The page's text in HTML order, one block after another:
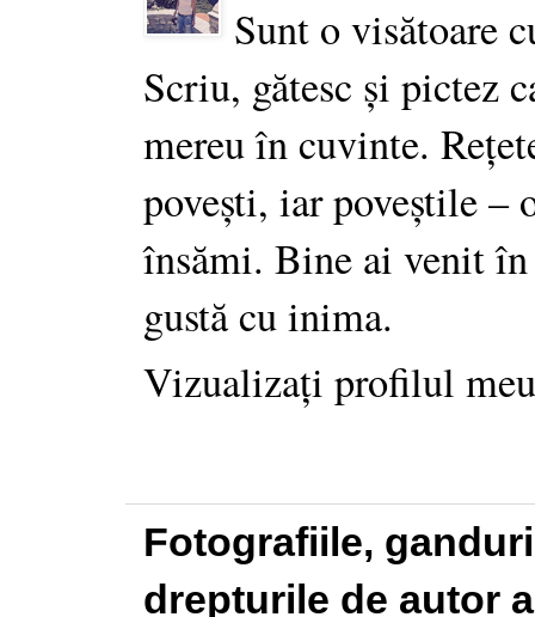
Sunt o visătoare
Scriu, gătesc și pictez
mereu în cuvinte.
povești, iar poveștile –
însămi. Bine ai venit
gustă cu inima.
Vizualizați profilul
Fotografiile,
drepturile de autor